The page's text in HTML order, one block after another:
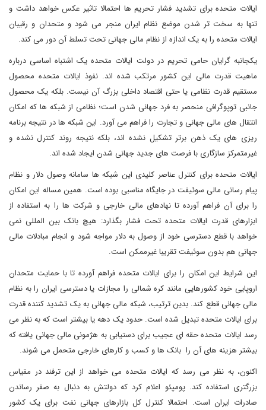
ایالات متحده برای تشدید فشار تحریم ها احتمالا تاثیر عکس خواهد داشت و
تنها به سخت تر شدن موضع نظام ایران منجر می شود و متحدان و رقیبان
ایالات متحده را به یک اندازه از نظام مالی جهانی تحت تسلط آن دور می کند.
یکجانبه گرایان حامی تحریم در دولت ایالات متحده یک اشتباه اساسی درباره
ماهیت قدرت مالی این کشور مرتکب شده اند. نفوذ ایالات متحده محصول
مستقیم قدرت نظامی یا حتی اقتصاد داخلی بزرگ آن نیست. بلکه یک محصول
جانبی توپوگرافی منحصر به فرد جهانی شدن است؛ نظامی از شبکه ها که امکان
انتقال های مالی جهانی و تجارت را فراهم می آورد. این شبکه ها در نتیجه برنامه
ریزی های یک ذهن برتر تشکیل نشده اند، بلکه نتیجه روند کنترل نشده و
غیرمتمرکز سازگاری با فرصت های جدید جهانی شدن ایجاد شده اند.
ایالات متحده برای کنترل عناصر کلیدی این شبکه ها سامانه وصول دلار و نظام
پیام رسانی مالی سوئیفت در جایگاه مناسبی بوده است. همین مساله این امکان
را برای آن فراهم آورده تا نهادهای مالی خارجی و شرکت ها را به استفاده از
ابزارهای قدرت ایالات متحده تحت فشار بگذارد: هیچ بانک بین المللی نمی
خواهد با قطع دسترسی خود از وصول به دلار مواجه شود و انجام مبادلات مالی
جهانی هم بدون سوئیفت تقریبا غیرممکن است.
این شرایط این امکان را برای ایالات متحده فراهم آورده تا با حمایت متحدان
اروپایی خود کشورهایی مانند کره شمالی را مجازات یا دسترسی ایران را به نظام
مالی جهانی قطع کند. بدین ترتیب، شبکه مالی جهانی به یک تشدید کننده قدرت
برای ایالات متحده تبدیل شده است. حدود یک دهه یا بیشتر است که به نظر می
رسد ایالات متحده حقه ای عجیب برای دستیابی به هژمونی مالی جهانی یافته که
بیشتر هزینه های آن را بانک ها و کسب و کارهای خارجی متحمل می شوند.
اکنون، به نظر می رسد که ایالات متحده می خواهد از این ترفند در مقیاس
بزرگتری استفاده کند. پومپئو اعلام کرد که دولتش به دنبال به صفر رساندن
صادرات ایران است. احتمالا کنترل کل بازارهای جهانی نفت برای یک کشور